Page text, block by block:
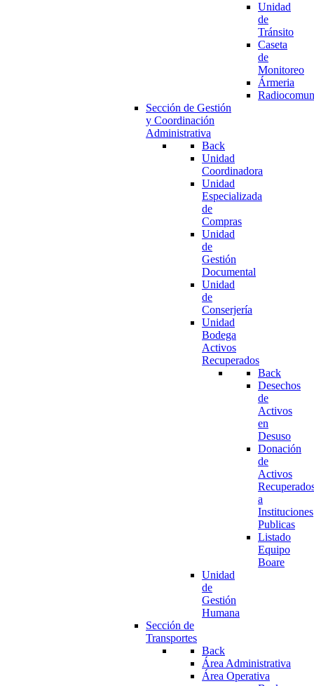
Unidad
de
Tránsito
Caseta
de
Monitoreo
Ármeria
Sección de Gestión
y Coordinación
Administrativa
Back
Unidad
Coordinadora
Unidad
Especializada
de
Compras
Unidad
de
Gestión
Documental
Unidad
de
Conserjería
Unidad
Bodega
Activos
Recuperados
Back
Desechos
de
Activos
en
Desuso
Donación
de
Activos
a
Instituciones
Publicas
Listado
Equipo
Boare
Unidad
de
Gestión
Humana
Sección de
Transportes
Back
Área Administrativa
Área Operativa